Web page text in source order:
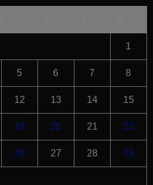
1
5 6 7 8
12 13 14 15
19 20 21 22
26 27 28 29